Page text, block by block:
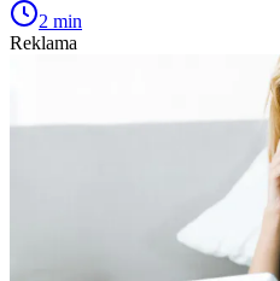
2 min
Reklama